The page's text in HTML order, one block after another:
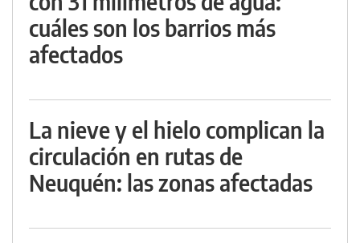
cuáles son los barrios más
afectados
La nieve y el hielo complican la
circulación en rutas de
Neuquén: las zonas afectadas